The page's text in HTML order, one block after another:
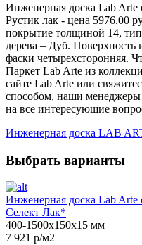
Инженерная доска Lab Arte
Рустик лак - цена 5976.00
покрытие толщиной 14,
дерева – Дуб.
фаски четырехсторонняя.
Паркет Lab Arte из
сайте Lab Arte или
способом, наши менеджеры
на все интересующие
Инженерная доска LAB
Выбрать варианты
Инженерная доска Lab Arte
Селект Лак*
400-1500х150х15 мм
7 921 р/м2